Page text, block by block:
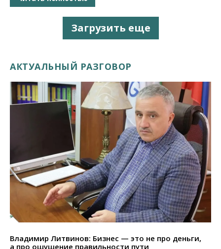
Загрузить еще
АКТУАЛЬНЫЙ РАЗГОВОР
Владимир Литвинов: Бизнес — это не про деньги,
а про ощущение правильности пути